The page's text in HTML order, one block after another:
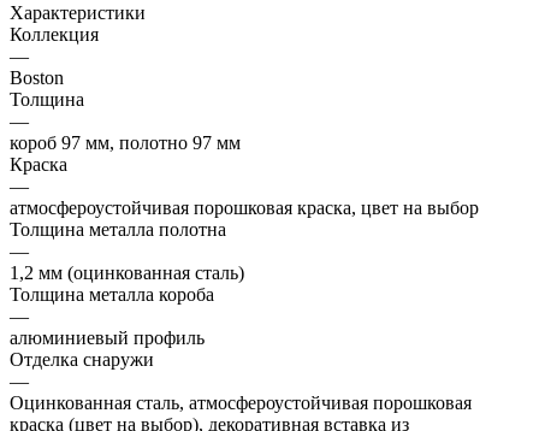
Характеристики
Коллекция
—
Boston
Толщина
—
короб 97 мм, полотно 97 мм
Краска
—
атмосфероустойчивая порошковая краска, цвет на выбор
Толщина металла полотна
—
1,2 мм (оцинкованная сталь)
Толщина металла короба
—
алюминиевый профиль
Отделка снаружи
—
Оцинкованная сталь, атмосфероустойчивая порошковая
краска (цвет на выбор), декоративная вставка из